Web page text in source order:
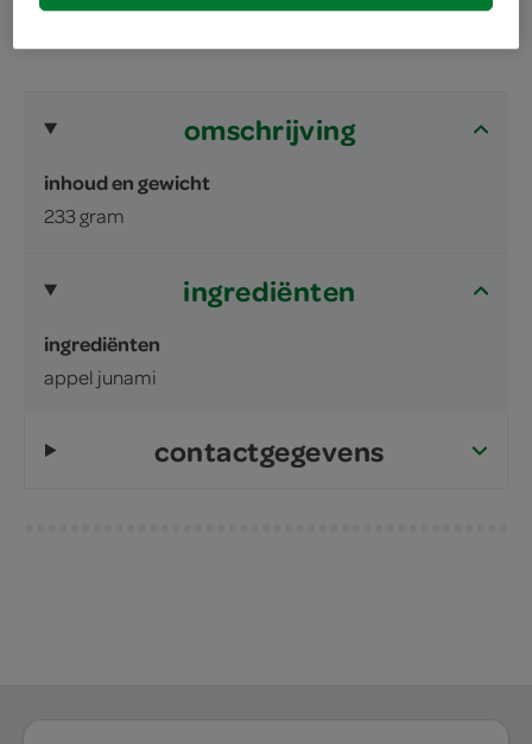
omschrijving
inhoud en gewicht
233 gram
ingrediënten
ingrediënten
appel junami
contactgegevens